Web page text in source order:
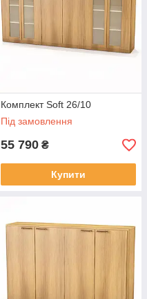
Комплект Soft 26/10
Під замовлення
55 790 ₴
Купити